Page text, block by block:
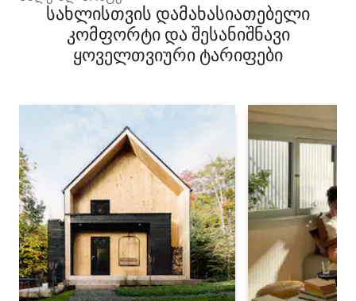
სახლისთვის დამახასიათებელი
კომფორტი და შესანიშნავი
ყოველთვიური ტარიფები